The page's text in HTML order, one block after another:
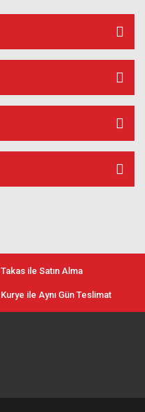
Takas ile Satın Alma
Kurye ile Aynı Gün Teslimat